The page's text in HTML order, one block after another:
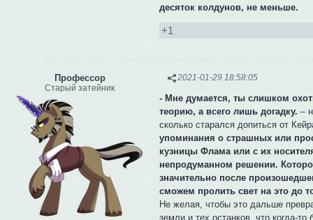
десяток колдунов, не меньше.
+1
2021-01-29 18:58:05
Профессор
Старый затейник
- Мне думается, ты слишком
теорию, а всего лишь догадку. –
сколько старался допиться от
упоминания о страшных или
кузницы Флама или с их
непродуманном решении.
значительно после
сможем пролить свет на это до
Не желая, чтобы это дальше
земли и тех останков, что когда-